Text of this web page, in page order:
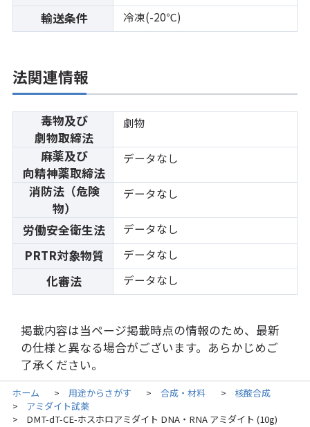
輸送条件
冷凍(-20℃)
法関連情報
毒物及び
劇物取締法
劇物
麻薬及び
向精神薬取締法
データなし
消防法（危険
物）
データなし
労働安全衛生法 データなし
PRTR対象物質 データなし
化審法 データなし
掲載内容は当ページ掲載時点の情報のため、最新
の仕様と異なる場合がございます。あらかじめご
了承ください。
ホーム > 用途からさがす > 合成・材料 > 核酸合成
> アミダイト試薬
> DMT-dT-CE-ホスホロアミダイト DNA・RNA アミダイト (10g)